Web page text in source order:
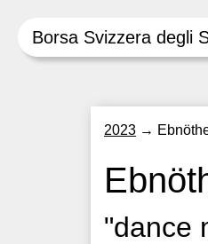
Borsa Svizzera degli
2023 →
"dance